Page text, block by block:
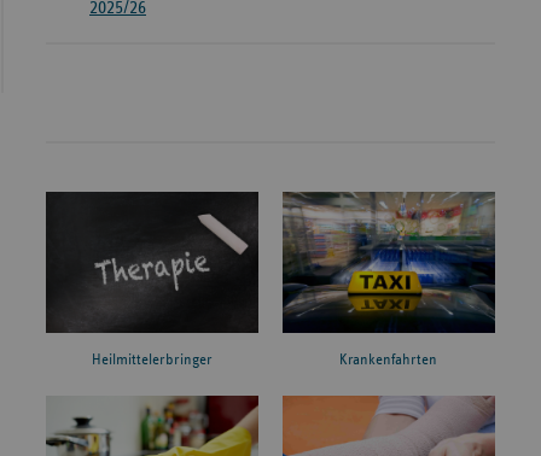
2025/26
Heilmittelerbringer Krankenfahrten